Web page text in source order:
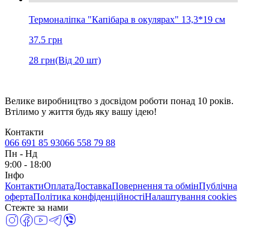
Термоналіпка "Капібара в окулярах" 13,3*19 см
37.5 грн
28 грн(Від 20 шт)
Велике виробництво з досвідом роботи понад 10 років.
Втілимо у життя будь яку вашу ідею!
Контакти
066 691 85 93066 558 79 88
Пн - Нд
9:00 - 18:00
Інфо
КонтактиОплатаДоставкаПовернення та обмінПублічна
офертаПолітика конфіденційностіНалаштування cookies
Стежте за нами